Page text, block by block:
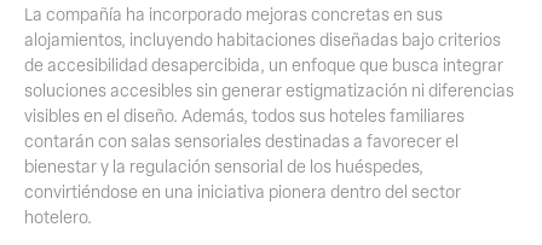
La compañía ha incorporado mejoras concretas en sus
alojamientos, incluyendo habitaciones diseñadas bajo criterios
de accesibilidad desapercibida, un enfoque que busca integrar
soluciones accesibles sin generar estigmatización ni diferencias
visibles en el diseño. Además, todos sus hoteles familiares
contarán con salas sensoriales destinadas a favorecer el
bienestar y la regulación sensorial de los huéspedes,
convirtiéndose en una iniciativa pionera dentro del sector
hotelero.